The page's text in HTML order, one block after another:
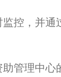
控，并通
管理中心